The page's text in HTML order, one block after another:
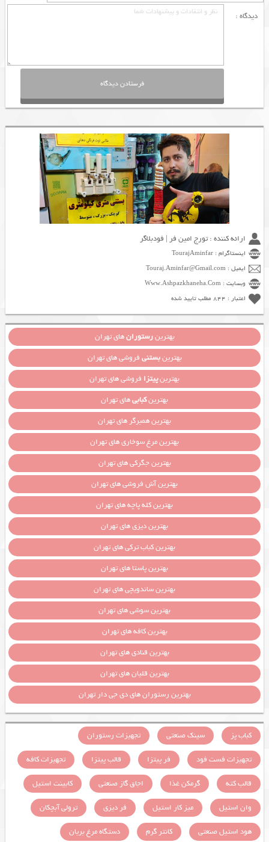
دیدگاه :
ارائه کننده : تورج امین فر | فودبلاگر
اینستاگرام : TourajAminfar
ایمیل : Touraj.Aminfar@Gmail.com
وبسایت : Www.Ashpazkhaneha.Com
اعتبار : 844 مطلب تایید شده
بهترینرستورانهای تهران
بهترینبستنی فروشی های تهران
بهترینپیتزا فروشی های تهران
بهترینکبابیهای تهران
بهترین همبرگر های تهران
بهترین مرغ سوخاری های تهران
بهترین جگرکی های تهران
بهترین آش فروشی های تهران
بهترین کله پاچه های تهران
بهترین دیزی های تهران
بهترین کباب ترکی های تهران
بهترین پاستا های تهران
بهترین ساندویچی های تهران
بهترین سوشی های تهران
بهترین کافه های تهران
بهترین قنادی های تهران
بهترین قلیان های تهران
بهترین رستوران های دی جی دار تهران
کباب پز سینک صنعتی
تجهیزات رستوران
تجهیزات فست فود
فر پیتزا قالب پیتزا
تجهیزات کافه
قالب کته
گرمکن غذا اجاق گاز صنعتی
کابینت استیل
وان استیل
میز کار استیل فر دیزی
ترولی آبچکان
هود استیل صنعتی
کانتر گرم
دستگاه مرغ بریان